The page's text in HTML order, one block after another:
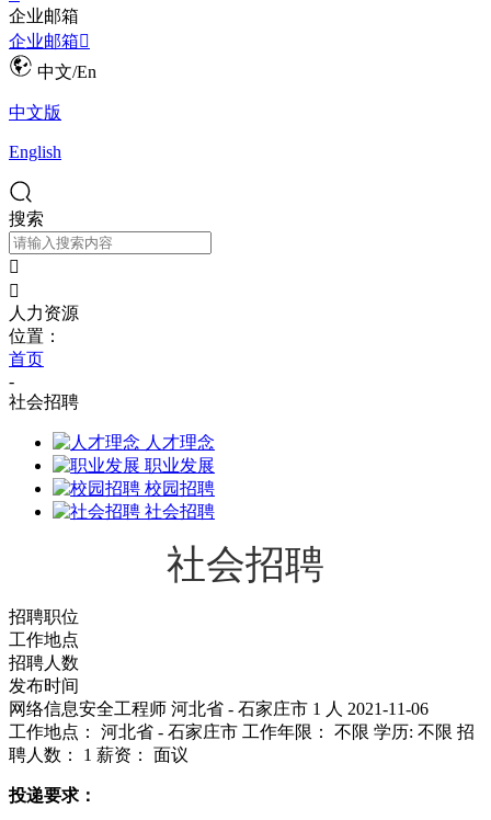
企业邮箱
企业邮箱
中文/En
中文版
English
搜索


人力资源
位置：
首页
-
社会招聘
人才理念
职业发展
校园招聘
社会招聘
社会招聘
招聘职位
工作地点
招聘人数
发布时间
网络信息安全工程师 河北省 - 石家庄市 1 人 2021-11-06
工作地点： 河北省 - 石家庄市 工作年限： 不限 学历: 不限 招
聘人数： 1 薪资： 面议
投递要求：